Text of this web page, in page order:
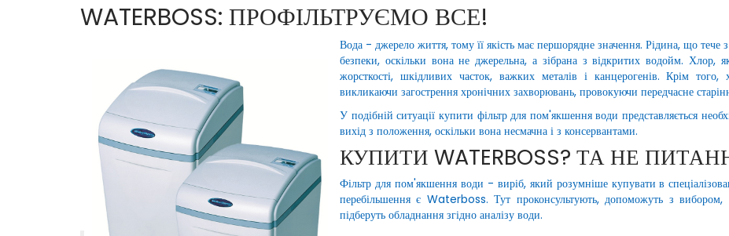
WATERBOSS: ПРОФІЛЬТРУЄМО ВСЕ!
Вода - джерело життя, тому її якість має першорядне значення. Рідина, що
безпеки, оскільки вона не джерельна, а зібрана з відкритих водойм. Хлор,
жорсткості, шкідливих часток, важких металів і канцерогенів. Крім
викликаючи загострення хронічних захворювань, провокуючи передчасне
У подібній ситуації купити фільтр для пом'якшення води представляється
вихід з положення, оскільки вона несмачна і з консервантами.
КУПИТИ WATERBOSS? ТА НЕ
Фільтр для пом'якшення води - виріб, який розумніше купувати в
перебільшення є Waterboss. Тут проконсультують, допоможуть з вибором,
підберуть обладнання згідно аналізу води.